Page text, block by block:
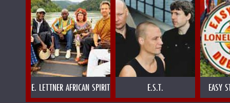
E. LETTNER AFRICAN SPIRIT E.S.T.
EASY